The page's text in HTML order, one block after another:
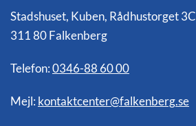
Stadshuset, Kuben, Rådhustorget 3C
311 80 Falkenberg
Telefon: 0346-88 60 00
Mejl: kontaktcenter@falkenberg.se